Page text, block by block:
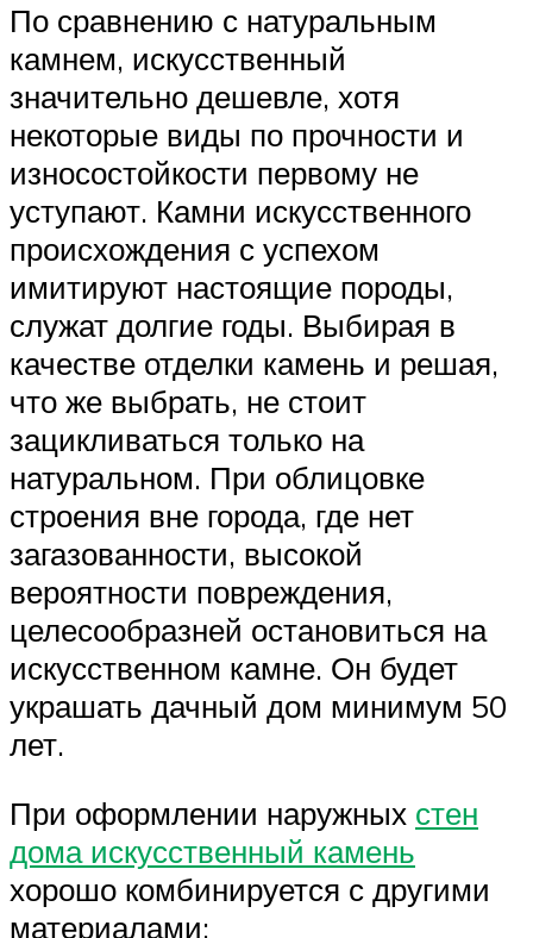
По сравнению с натуральным
камнем, искусственный
значительно дешевле, хотя
некоторые виды по прочности и
износостойкости первому не
уступают. Камни искусственного
происхождения с успехом
имитируют настоящие породы,
служат долгие годы. Выбирая в
качестве отделки камень и решая,
что же выбрать, не стоит
зацикливаться только на
натуральном. При облицовке
строения вне города, где нет
загазованности, высокой
вероятности повреждения,
целесообразней остановиться на
искусственном камне. Он будет
украшать дачный дом минимум 50
лет.
При оформлении наружных стен
дома искусственный камень
хорошо комбинируется с другими
материалами: